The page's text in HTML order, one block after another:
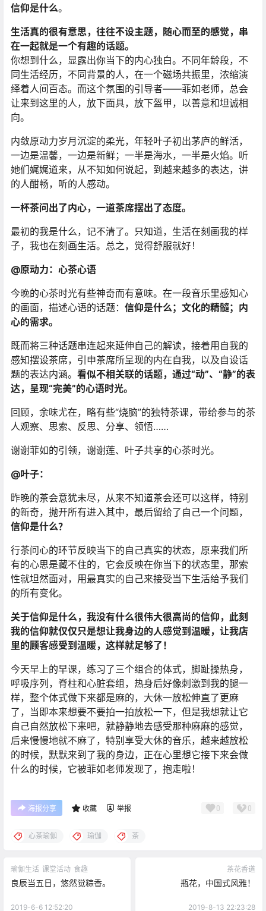
信仰是什么。
生活真的很有意思，往往不设主题，随心而至的感觉，串
在一起就是一个有趣的话题。
你想到什么，显露出你当下的内心独白。不同年龄段，不
同生活经历，不同背景的人，在一个磁场共振里，浓缩演
绎着人间百态。而这个氛围的引导者——菲如老师，总会
让来到这里的人，放下面具，放下盔甲，以善意和坦诚相
向。
内敛原动力岁月沉淀的柔光，年轻叶子初出茅庐的鲜活，
一边是温馨，一边是新鲜；一半是海水，一半是火焰。听
她们娓娓道来，从不知如何说起，到越来越多的表达，讲
的人酣畅，听的人感动。
一杯茶问出了内心，一道茶席摆出了态度。
最初的我是什么，记不清了。只知道，生活在刻画我的样
子，我也在刻画生活。总之，觉得舒服就好！
@原动力：心茶心语
今晚的心茶时光有些神奇而有意味。在一段音乐里感知心
的画面，描述心语的话题： 信仰是什么；文化的精髓；内
心的需求。
既而将三种话题串连起来延伸自己的解读，接着用自我的
感知摆设茶席，引申茶席所呈现的内在自我，以及自设话
题的表达内涵。 看似不相关联的话题，通过“动”、“静”的表
达，呈现“完美”的心语时光。
回顾，余味尤在，略有些“烧脑”的独特茶课，带给参与的茶
人观察、思索、反思、分享、领悟……
谢谢菲如的引领，谢谢莲、叶子共享的心茶时光。
@叶子：
昨晚的茶会意犹未尽，从来不知道茶会还可以这样，特别
的新奇，抛开所有进入其中，最后留给了自己一个问题，
信仰是什么？
行茶问心的环节反映当下的自己真实的状态，原来我们所
有的心思是藏不住的，它会反映在你当下的状态里，那索
性就坦然面对，用最真实的自己来接受当下生活给予我们
的所有变化。
关于信仰是什么，我没有什么很伟大很高尚的信仰，此刻
我的信仰就仅仅只是想让我身边的人感觉到温暖，让我店
里的顾客感受到温暖，这样就足够了！
今天早上的早课，练习了三个组合的体式，脚趾操热身，
呼吸序列，脊柱和心脏套组，热身后好像刺激到我的腿一
样，整个体式做下来都是麻的，大休一放松伸直了更麻
了，当即本来想要不要拍一拍放松一下，但是我想就让它
自己自然放松下来吧，就静静地去感受那种麻麻的感觉，
后来慢慢地就不麻了，特别享受大休的音乐，越来越放松
的时候，默默来到了我的身边，正在心里想它接下来会做
什么的时候，它被菲如老师发现了，抱走啦！
海报分享 收藏 举报 0 0
心茶瑜伽 瑜伽 茶
瑜伽生活 课堂活动 食趣
良辰当五日，悠然觉粽香。
2019-6-6 12:52:20
茶花香道
瓶花，中国式风雅！
2019-8-13 22:23:28